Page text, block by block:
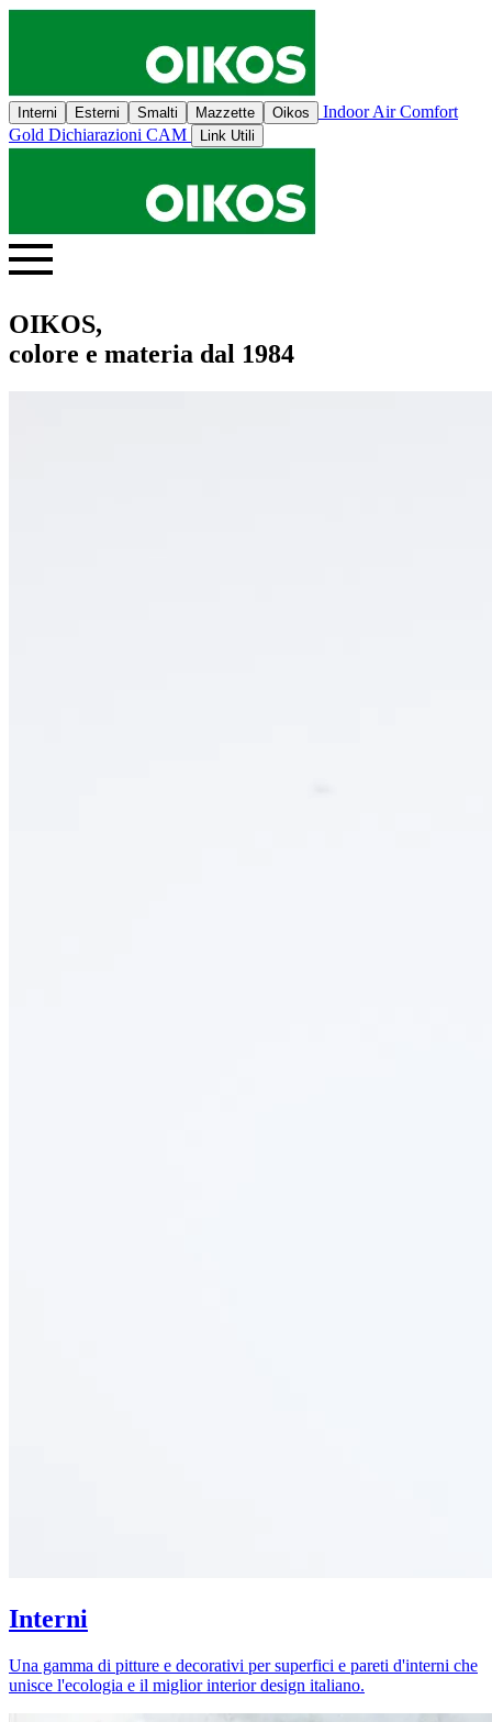
Interni Esterni Smalti Mazzette Oikos
Indoor Air Comfort
Gold Dichiarazioni CAM Link Utili
OIKOS,
colore e materia dal 1984
Interni
Una gamma di pitture e decorativi per superfici e pareti d'interni che
unisce l'ecologia e il miglior interior design italiano.